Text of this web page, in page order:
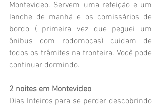
Montevideo. Servem uma refeição e um
lanche de manhã e os comissários de
bordo ( primeira vez que peguei um
ônibus com rodomoças) cuidam de
todos os trâmites na fronteira. Você pode
continuar dormindo.
2 noites em Montevideo
Dias Inteiros para se perder descobrindo